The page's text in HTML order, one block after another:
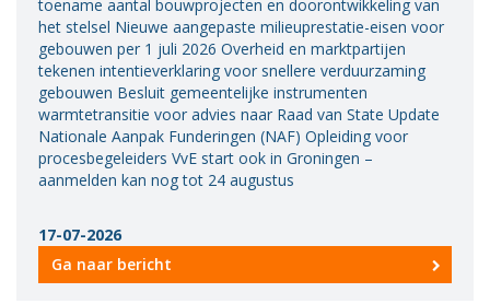
toename aantal bouwprojecten en doorontwikkeling van
het stelsel Nieuwe aangepaste milieuprestatie-eisen voor
gebouwen per 1 juli 2026 Overheid en marktpartijen
tekenen intentieverklaring voor snellere verduurzaming
gebouwen Besluit gemeentelijke instrumenten
warmtetransitie voor advies naar Raad van State Update
Nationale Aanpak Funderingen (NAF) Opleiding voor
procesbegeleiders VvE start ook in Groningen –
aanmelden kan nog tot 24 augustus
17-07-2026
Ga naar bericht